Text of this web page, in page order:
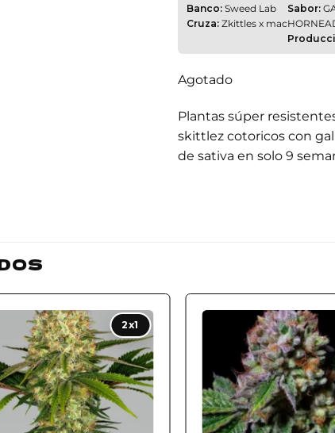
Banco:Sweed Lab
Cruza:Zkittles x mac
Sabor:
Agotado
Plantas súper
skittlez cotoricos con
de sativa en solo 9
2x1
Add to
wishlist